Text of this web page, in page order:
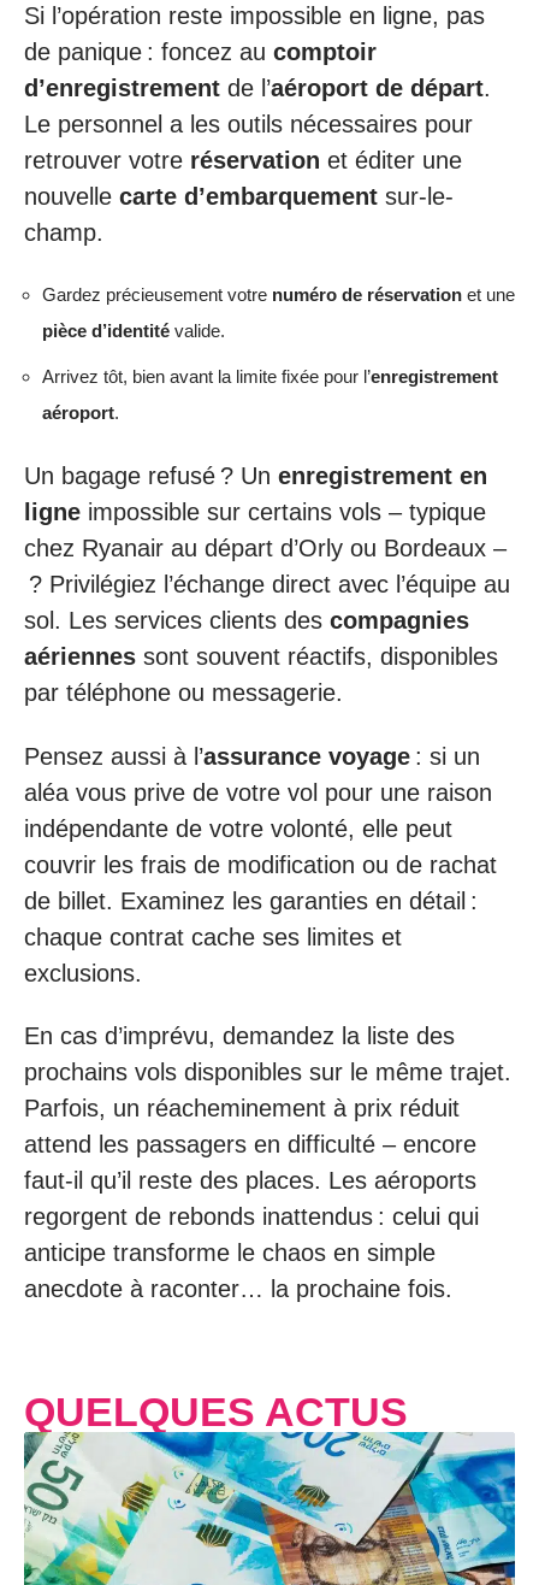
Si l’opération reste impossible en ligne, pas
de panique : foncez au comptoir
d’enregistrement de l’aéroport de départ.
Le personnel a les outils nécessaires pour
retrouver votre réservation et éditer une
nouvelle carte d’embarquement sur-le-
champ.
Gardez précieusement votre numéro de réservation et une
pièce d’identité valide.
Arrivez tôt, bien avant la limite fixée pour l’enregistrement
aéroport.
Un bagage refusé ? Un enregistrement en
ligne impossible sur certains vols – typique
chez Ryanair au départ d’Orly ou Bordeaux –
? Privilégiez l’échange direct avec l’équipe au
sol. Les services clients des compagnies
aériennes sont souvent réactifs, disponibles
par téléphone ou messagerie.
Pensez aussi à l’assurance voyage : si un
aléa vous prive de votre vol pour une raison
indépendante de votre volonté, elle peut
couvrir les frais de modification ou de rachat
de billet. Examinez les garanties en détail :
chaque contrat cache ses limites et
exclusions.
En cas d’imprévu, demandez la liste des
prochains vols disponibles sur le même trajet.
Parfois, un réacheminement à prix réduit
attend les passagers en difficulté – encore
faut-il qu’il reste des places. Les aéroports
regorgent de rebonds inattendus : celui qui
anticipe transforme le chaos en simple
anecdote à raconter… la prochaine fois.
QUELQUES ACTUS